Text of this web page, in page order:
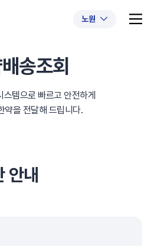
노원
#척추압박골절
송조회
스템으로 빠르고 안전하게
약을 전달해 드립니다.
안내